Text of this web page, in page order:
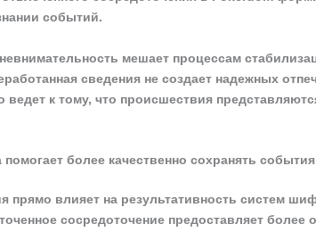
событий.
мешает процессам
сведения не создает надежных
ведет к тому, что происшествия
более качественно сохранять события
прямо влияет на результативность систем
сосредоточение предоставляет более